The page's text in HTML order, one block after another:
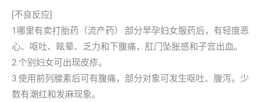
[不良反应]
1哪里有卖打胎药（流产药）.部分早孕妇女服药后，有轻度恶
心、呕吐、眩晕、乏力和下腹痛，肛门坠胀感和子宫出血。
2.个别妇女可出现皮疹。
3.使用前列腺素后可有腹痛，部分对象可发生呕吐、腹泻。少
数有潮红和发麻现象。